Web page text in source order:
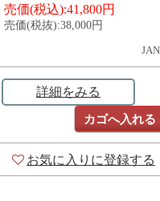
売価(税込):41,800円
売価(税抜):38,000円
詳細をみる
カゴへ入れる
お気に入りに登録する